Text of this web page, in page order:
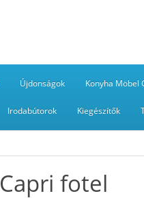
Újdonságok Konyha Möbel
Irodabútorok Kiegészítők
Capri fotel